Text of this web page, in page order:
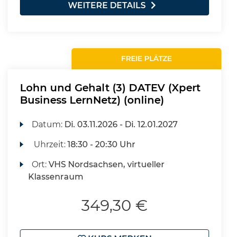
WEITERE DETAILS
FREIE PLÄTZE
Lohn und Gehalt (3) DATEV (Xpert
Business LernNetz) (online)
Datum: Di. 03.11.2026 - Di. 12.01.2027
Uhrzeit:18:30 - 20:30 Uhr
Ort:VHS Nordsachsen, virtueller
Klassenraum
349,30 €